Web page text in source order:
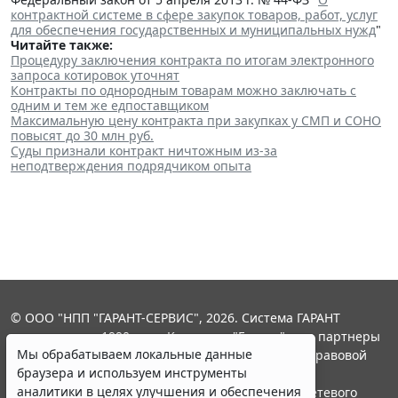
контрактной системе в сфере закупок товаров, работ, услуг
для обеспечения государственных и муниципальных нужд"
Читайте также:
Процедуру заключения контракта по итогам электронного
запроса котировок уточнят
Контракты по однородным товарам можно заключать с
одним и тем же едпоставщиком
Максимальную цену контракта при закупках у СМП и СОНО
повысят до 30 млн руб.
Суды признали контракт ничтожным из-за
неподтверждения подрядчиком опыта
Мы обрабатываем локальные данные
браузера и используем инструменты
аналитики в целях улучшения и обеспечения
© ООО "НПП "ГАРАНТ-СЕРВИС", 2026. Система ГАРАНТ
выпускается с 1990 года. Компания "Гарант" и ее партнеры
являются участниками Российской ассоциации правовой
информации ГАРАНТ.
Портал ГАРАНТ.РУ зарегистрирован в качестве сетевого